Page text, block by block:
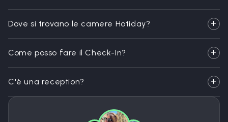
Dove si trovano le camere Hotiday?
Come posso fare il Check-In?
C'è una reception?